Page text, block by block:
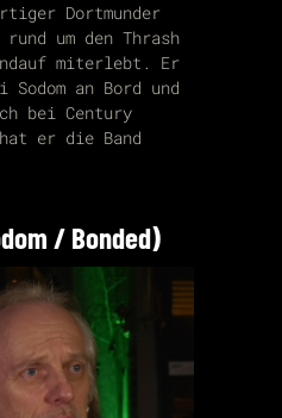
Dortmunder
um den Thrash
miterlebt. Er
an Bord und
bei Century
er die Band
/ Bonded)